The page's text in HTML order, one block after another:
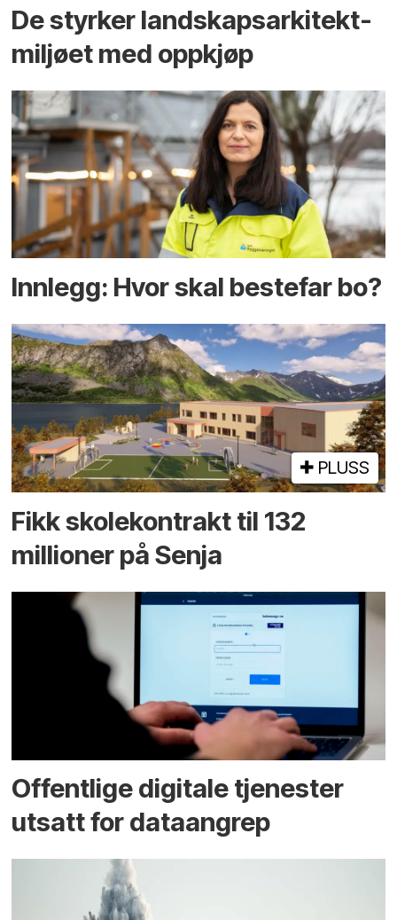
De styrker landskaps­arkitekt­
miljøet med oppkjøp
Innlegg: Hvor skal bestefar bo?
PLUSS
Fikk skole­kontrakt til 132
millioner på Senja
Offentlige digitale tjenester
utsatt for dataangrep